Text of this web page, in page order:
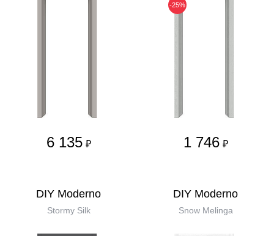
6 135 ₽
-25%
1 746 ₽
DIY Moderno
Stormy Silk
DIY Moderno
Snow Melinga